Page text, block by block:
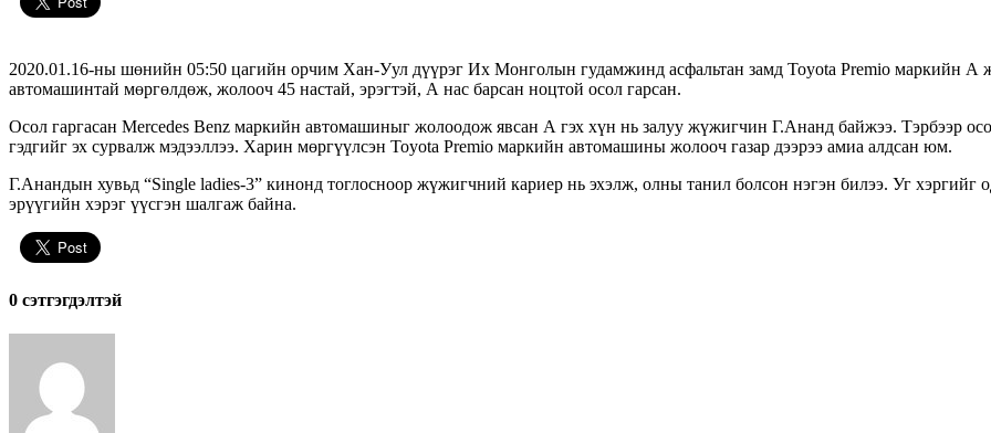
2020.01.16-ны шөнийн 05:50 цагийн орчим Хан-Уул дүүрэг Их Монголын гудамжинд асфальтан замд Toyota Premio маркийн
автомашинтай мөргөлдөж, жолооч 45 настай, эрэгтэй, А нас барсан ноцтой осол гарсан.
Осол гаргасан Mercedes Benz маркийн автомашиныг жолоодож явсан А гэх хүн нь залуу жүжигчин Г.Ананд байжээ. Тэрбээр
гэдгийг эх сурвалж мэдээллээ. Харин мөргүүлсэн Toyota Premio маркийн автомашины жолооч газар дээрээ амиа алдсан юм.
Г.Анандын хувьд “Single ladies-3” кинонд тоглосноор жүжигчний кариер нь эхэлж, олны танил болсон нэгэн билээ. Уг хэргийг
эрүүгийн хэрэг үүсгэн шалгаж байна.
0 cэтгэгдэлтэй